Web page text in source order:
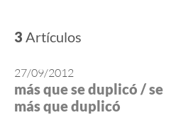
3 Artículos
27/09/2012
más que se duplicó / se
más que duplicó